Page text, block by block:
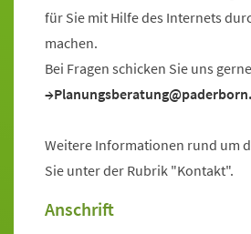
für Sie mit Hilfe des Internets
machen.
Bei Fragen schicken Sie uns
Weitere Informationen rund um
Sie unter der Rubrik "Kontakt".
Anschrift